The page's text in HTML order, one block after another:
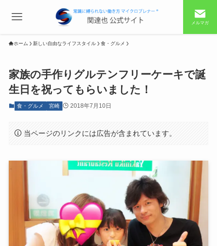
メルマガ
ホーム 新しい自由なライフスタイル 食・グルメ
家族の手作りグルテンフリーケーキで誕
生日を祝ってもらいました！
食・グルメ 宮崎 2018年7月10日
当ページのリンクには広告が含まれています。